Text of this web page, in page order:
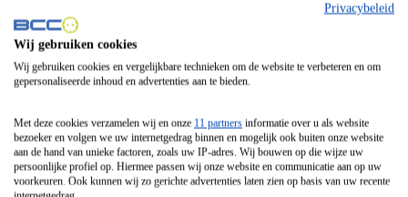
Fitelli
Airfryer
Frituurpan
Contactgrill
Broodbakmachine
Broodrooster
Privacybeleid
Wij gebruiken cookies
Wij gebruiken cookies en vergelijkbare technieken om de website te verbeteren en om
gepersonaliseerde inhoud en advertenties aan te bieden.
Met deze cookies verzamelen wij en onze 11 partners informatie over u als website
bezoeker en volgen we uw internetgedrag binnen en mogelijk ook buiten onze website
aan de hand van unieke factoren, zoals uw IP-adres. Wij bouwen op die wijze uw
persoonlijke profiel op. Hiermee passen wij onze website en communicatie aan op uw
voorkeuren. Ook kunnen wij zo gerichte advertenties laten zien op basis van uw recente